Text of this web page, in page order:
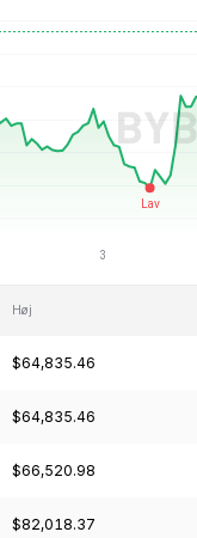
Høj
$64,835.46
$64,835.46
$66,520.98
$82,018.37